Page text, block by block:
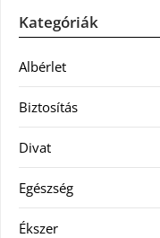
Kategóriák
Albérlet
Biztosítás
Divat
Egészség
Ékszer